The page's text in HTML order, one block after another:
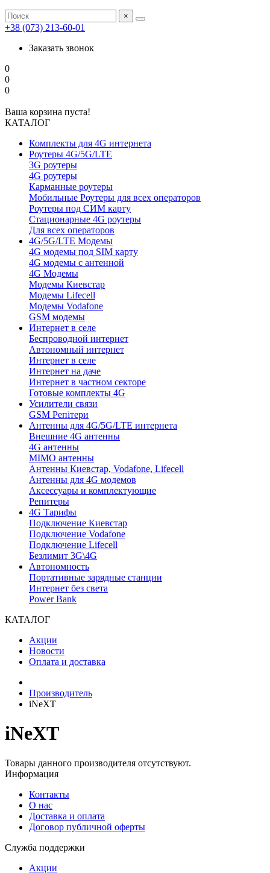
×
+38 (073) 213-60-01
Заказать звонок
0
0
0
Ваша корзина пуста!
КАТАЛОГ
Комплекты для 4G интернета
Роутеры 4G/5G/LTE
3G роутеры
4G роутеры
Карманные роутеры
Мобильные Роутеры для всех операторов
Роутеры под СИМ карту
Стационарные 4G роутеры
Для всех операторов
4G/5G/LTE Модемы
4G модемы под SIM карту
4G модемы с антенной
4G Модемы
Модемы Киевстар
Модемы Lifecell
Модемы Vodafone
GSM модемы
Интернет в селе
Беспроводной интернет
Автономный интернет
Интернет в селе
Интернет на даче
Интернет в частном секторе
Готовые комплекты 4G
Усилители связи
GSM Репітери
Антенны для 4G/5G/LTE интернета
Внешние 4G антенны
4G антенны
MIMO антенны
Антенны Киевстар, Vodafone, Lifecell
Антенны для 4G модемов
Аксессуары и комплектующие
Репитеры
4G Тарифы
Подключение Киевстар
Подключение Vodafone
Подключение Lifecell
Безлимит 3G\4G
Автономность
Портативные зарядные станции
Интернет без света
Power Bank
КАТАЛОГ
Акции
Новости
Оплата и доставка
Производитель
iNeXT
iNeXT
Товары данного производителя отсутствуют.
Информация
Контакты
О нас
Доставка и оплата
Договор публичной оферты
Служба поддержки
Акции